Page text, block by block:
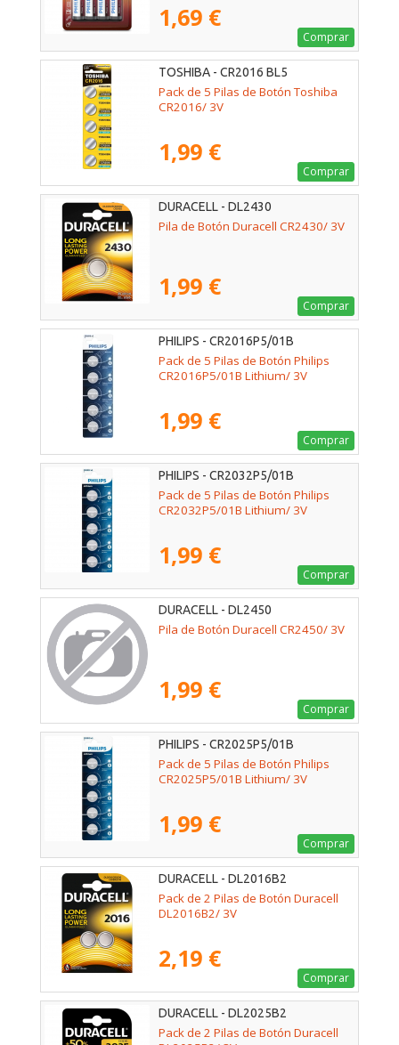
1,69 €
Comprar
TOSHIBA - CR2016 BL5
Pack de 5 Pilas de Botón Toshiba
CR2016/ 3V
1,99 €
Comprar
DURACELL - DL2430
Pila de Botón Duracell CR2430/ 3V
1,99 €
Comprar
PHILIPS - CR2016P5/01B
Pack de 5 Pilas de Botón Philips
CR2016P5/01B Lithium/ 3V
1,99 €
Comprar
PHILIPS - CR2032P5/01B
Pack de 5 Pilas de Botón Philips
CR2032P5/01B Lithium/ 3V
1,99 €
Comprar
DURACELL - DL2450
Pila de Botón Duracell CR2450/ 3V
1,99 €
Comprar
PHILIPS - CR2025P5/01B
Pack de 5 Pilas de Botón Philips
CR2025P5/01B Lithium/ 3V
1,99 €
Comprar
DURACELL - DL2016B2
Pack de 2 Pilas de Botón Duracell
DL2016B2/ 3V
2,19 €
Comprar
DURACELL - DL2025B2
Pack de 2 Pilas de Botón Duracell